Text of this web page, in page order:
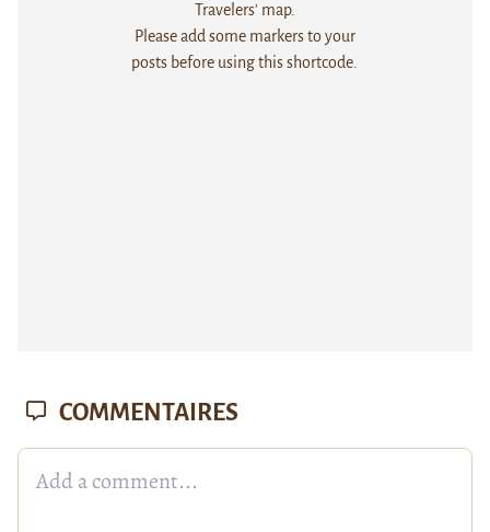
Travelers' map.
Please add some markers to your
posts before using this shortcode.
COMMENTAIRES